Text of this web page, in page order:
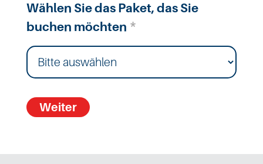
Wählen Sie das Paket, das Sie
buchen möchten *